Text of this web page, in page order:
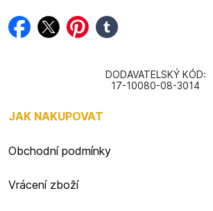
facebook
twitterpinterest
tumblr
DODAVATELSKÝ KÓD:
17-10080-08-3014
JAK NAKUPOVAT
Obchodní podmínky
Vrácení zboží